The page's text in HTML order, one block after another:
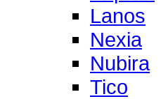
Lanos
Nexia
Nubira
Tico